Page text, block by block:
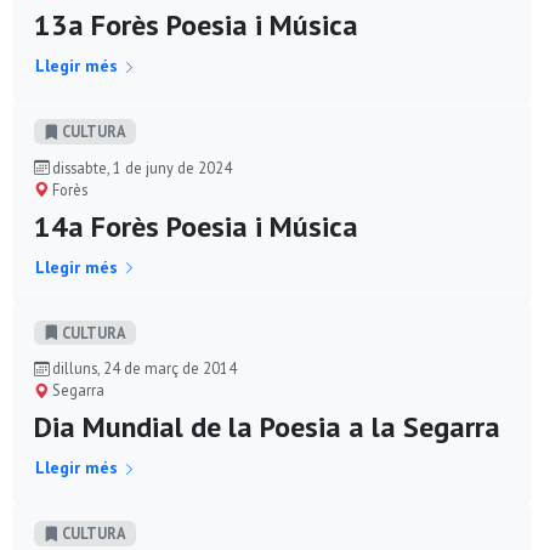
13a Forès Poesia i Música
Llegir més
CULTURA
dissabte, 1 de juny de 2024
Forès
14a Forès Poesia i Música
Llegir més
CULTURA
dilluns, 24 de març de 2014
Segarra
Dia Mundial de la Poesia a la Segarra
Llegir més
CULTURA